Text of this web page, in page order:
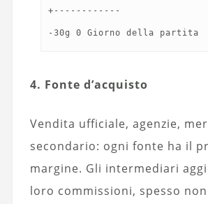
+------------
4. Fonte d’acquisto
Vendita ufficiale, agenzie,
secondario: ogni fonte ha il
margine. Gli intermediari
loro commissioni, spesso non